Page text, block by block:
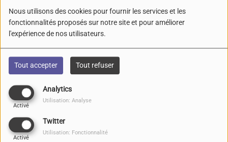
Nous utilisons des cookies pour fournir les services et les
fonctionnalités proposés sur notre site et pour améliorer
l'expérience de nos utilisateurs.
Tout accepter Tout refuser
Analytics
Activé
Utilisation: Analyse
Twitter
Activé
Utilisation: Fonctionnalité
en Pays Foyen le 18
Septembre 2021
Inauguration Cinéma
Intercommunal La Brèche